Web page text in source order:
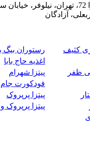
نشانی و آدرس: پیتزا 72، تهران،
آزادگان
کثیف
رستوران بیگ
اغذیه حاج بابا
ظفر
پیتزا شهرام
فودکورت
پیتزا پرپروک
پیتزا پرپروک